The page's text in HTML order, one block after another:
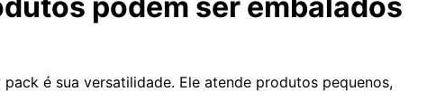
é sua versatilidade. Ele atende produtos pequenos,